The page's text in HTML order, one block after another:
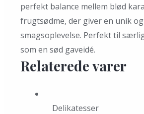
perfekt balance mellem blød
frugtsødme, der giver en unik
smagsoplevelse. Perfekt til
som en sød gaveidé.
Relaterede varer
Delikatesser